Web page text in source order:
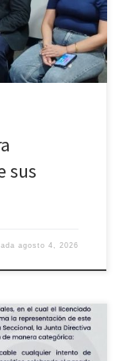
y
sus
agosto 4, 2026